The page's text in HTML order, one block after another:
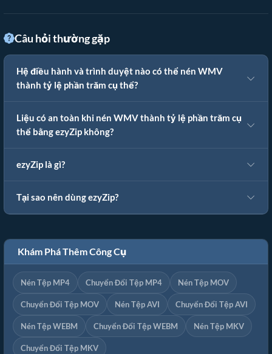
Câu hỏi thường gặp
Hệ điều hành và trình duyệt nào có thể nén WMV
thành tỷ lệ phần trăm cụ thể?
Liệu có an toàn khi nén WMV thành tỷ lệ phần trăm cụ
thể bằng ezyZip không?
ezyZip là gì?
Tại sao nên dùng ezyZip?
Khám Phá Thêm Công Cụ
Nén Tệp MP4 Chuyển Đổi Tệp MP4 Nén Tệp MOV
Chuyển Đổi Tệp MOV Nén Tệp AVI Chuyển Đổi Tệp AVI
Nén Tệp WEBM Chuyển Đổi Tệp WEBM Nén Tệp MKV
Chuyển Đổi Tệp MKV